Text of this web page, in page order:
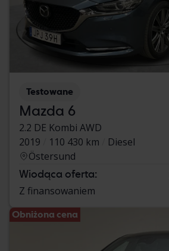
Testowane
Mazda 6
2.2 DE Kombi AWD
2019
110 430 km
Diesel
Östersund
Wiodąca oferta:
Z finansowaniem
Obniżona cena